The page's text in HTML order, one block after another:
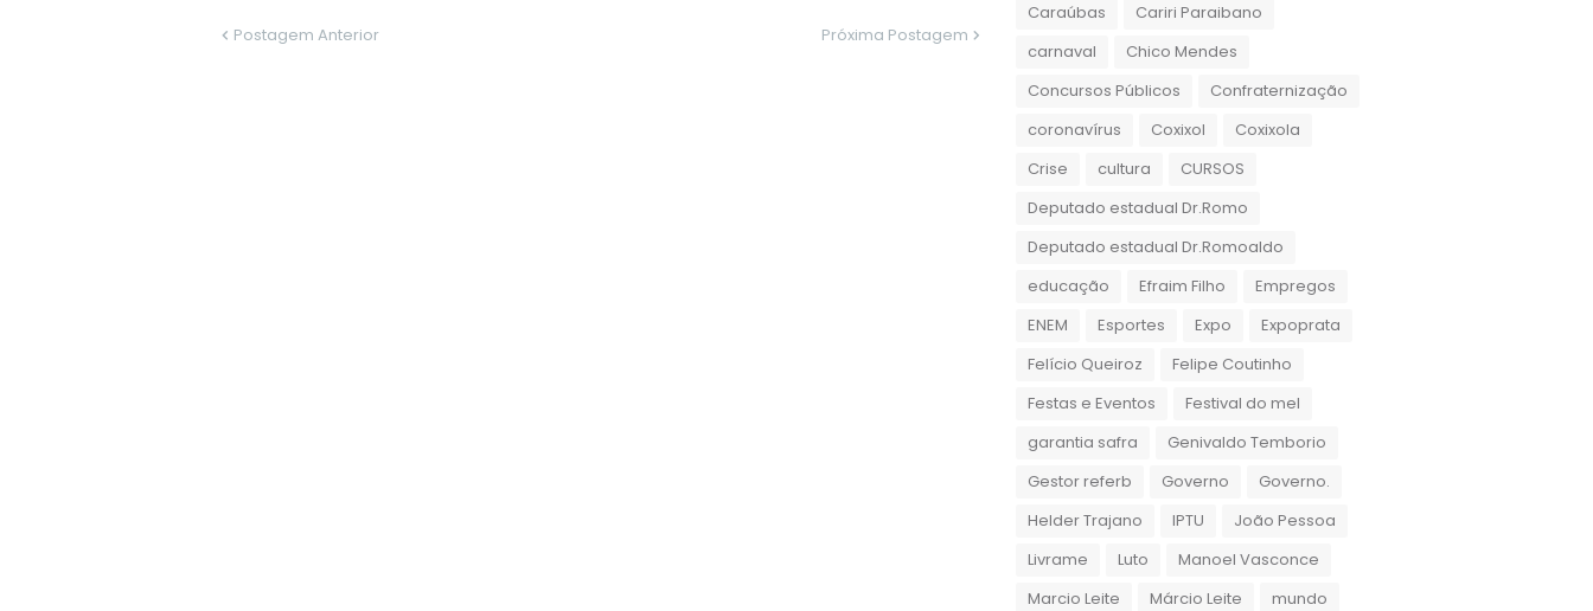
Postagem Anterior Próxima Postagem
Caraúbas
Cariri Paraibano
carnaval
Chico Mendes
Concursos Públicos
Confraternização
coronavírus
Coxixol
Coxixola
Crise
cultura
CURSOS
Deputado estadual Dr.Romo
Deputado estadual Dr.Romoaldo
educação
Efraim Filho
Empregos
ENEM
Esportes Expo
Expoprata
Felício Queiroz
Felipe Coutinho
Festas e Eventos
Festival do mel
garantia safra
Genivaldo Temborio
Gestor referb
Governo
Governo.
Helder Trajano
IPTU
João Pessoa
Livrame
Luto
Manoel Vasconce
Marcio Leite
Márcio Leite
mundo